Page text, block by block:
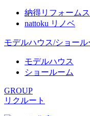
納得リフォーム
nattoku リノベ
モデルハウス/ショール
モデルハウス
ショールーム
GROUP
リクルート